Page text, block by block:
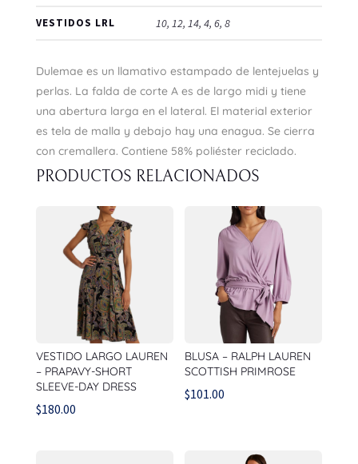
VESTIDOS LRL 10, 12, 14, 4, 6, 8
Dulemae es un llamativo estampado de lentejuelas y
perlas. La falda de corte A es de largo midi y tiene
una abertura larga en el lateral. El material exterior
es tela de malla y debajo hay una enagua. Se cierra
con cremallera. Contiene 58% poliéster reciclado.
PRODUCTOS RELACIONADOS
VESTIDO LARGO LAUREN
– PRAPAVY-SHORT
SLEEVE-DAY DRESS
$180.00
BLUSA – RALPH LAUREN
SCOTTISH PRIMROSE
$101.00